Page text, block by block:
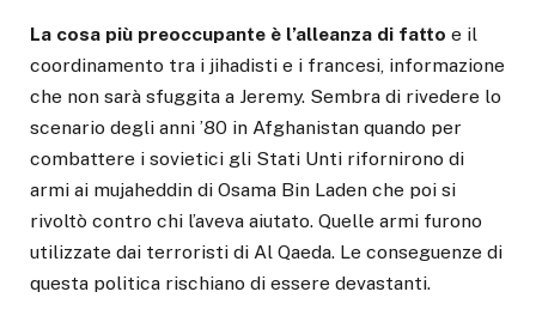
La cosa più preoccupante è l’alleanza di fatto e il
coordinamento tra i jihadisti e i francesi, informazione
che non sarà sfuggita a Jeremy. Sembra di rivedere lo
scenario degli anni ’80 in Afghanistan quando per
combattere i sovietici gli Stati Unti rifornirono di
armi ai mujaheddin di Osama Bin Laden che poi si
rivoltò contro chi l’aveva aiutato. Quelle armi furono
utilizzate dai terroristi di Al Qaeda. Le conseguenze di
questa politica rischiano di essere devastanti.